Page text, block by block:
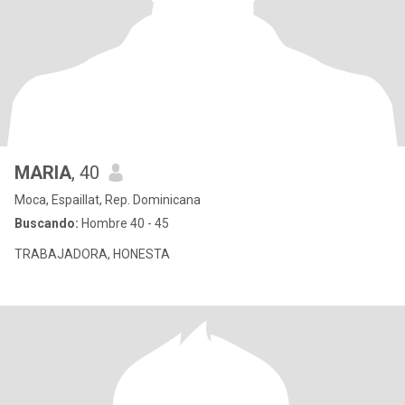
MARIA, 40
Moca, Espaillat, Rep. Dominicana
Buscando: Hombre 40 - 45
TRABAJADORA, HONESTA